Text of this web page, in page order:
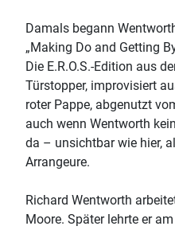
Damals begann
„Making Do and Getting
Die E.R.O.S.-Edition aus
Türstopper, improvisiert
roter Pappe, abgenutzt
auch wenn Wentworth
da – unsichtbar wie hier,
Arrangeure.
Richard Wentworth
Moore. Später lehrte er